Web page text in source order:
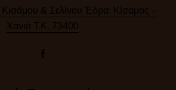
Κισάμου & Σελίνου Έδρα: Κίσαμος –
Χανιά Τ.Κ. 73400